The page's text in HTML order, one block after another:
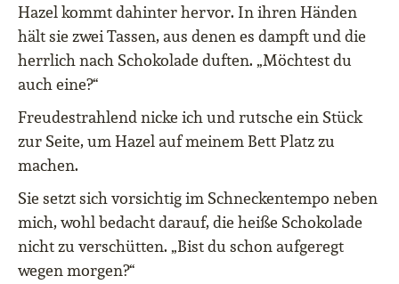
Hazel kommt dahinter hervor. In ihren Händen
hält sie zwei Tassen, aus denen es dampft und die
herrlich nach Schokolade duften. „Möchtest du
auch eine?“
Freudestrahlend nicke ich und rutsche ein Stück
zur Seite, um Hazel auf meinem Bett Platz zu
machen.
Sie setzt sich vorsichtig im Schneckentempo neben
mich, wohl bedacht darauf, die heiße Schokolade
nicht zu verschütten. „Bist du schon aufgeregt
wegen morgen?“